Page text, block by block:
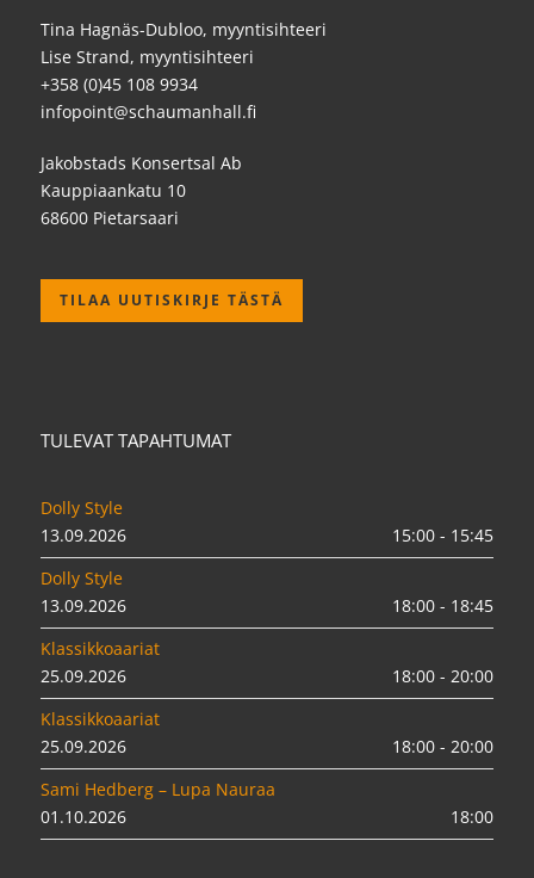
Tina Hagnäs-Dubloo, myyntisihteeri
Lise Strand, myyntisihteeri
+358 (0)45 108 9934
infopoint@schaumanhall.fi
Jakobstads Konsertsal Ab
Kauppiaankatu 10
68600 Pietarsaari
TILAA UUTISKIRJE TÄSTÄ
TULEVAT TAPAHTUMAT
Dolly Style
13.09.2026
15:00 - 15:45
Dolly Style
13.09.2026
18:00 - 18:45
Klassikkoaariat
25.09.2026
18:00 - 20:00
Klassikkoaariat
25.09.2026
18:00 - 20:00
Sami Hedberg – Lupa Nauraa
01.10.2026
18:00